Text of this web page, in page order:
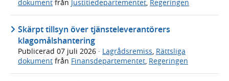
dokument från Justitiedepartementet, Regeringen
Skärpt tillsyn över tjänsteleverantörers
klagomålshantering
Publicerad 07 juli 2026 · Lagrådsremiss, Rättsliga
dokument från Finansdepartementet, Regeringen